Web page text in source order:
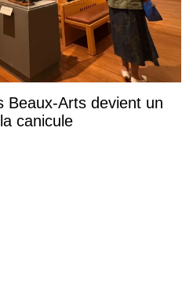
Beaux-Arts devient un
canicule